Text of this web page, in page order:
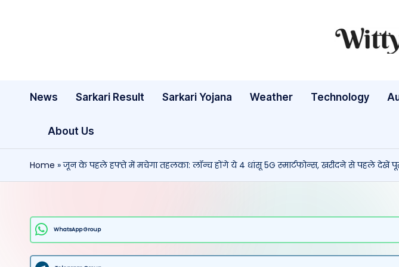
News Sarkari Result Sarkari Yojana Weather Technology
About Us
Home »जून के पहले हफ्ते में मचेगा तहलका: लॉन्च होंगे ये 4 धांसू 5G स्मार्टफोन्स, खरीदने से पहले देखें
WhatsApp Group